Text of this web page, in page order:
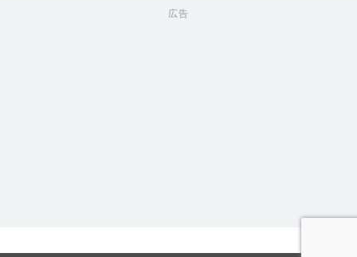
広告